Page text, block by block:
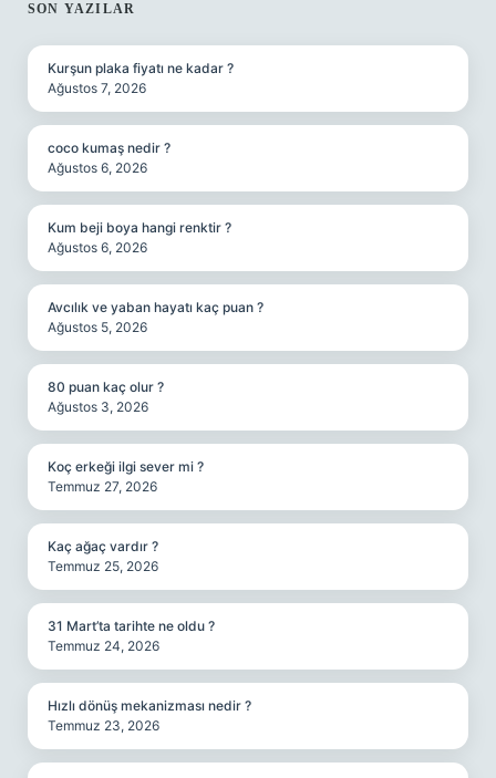
SIDEBAR
SON YAZILAR
Kurşun plaka fiyatı ne kadar ?
Ağustos 7, 2026
coco kumaş nedir ?
Ağustos 6, 2026
Kum beji boya hangi renktir ?
Ağustos 6, 2026
Avcılık ve yaban hayatı kaç puan ?
Ağustos 5, 2026
80 puan kaç olur ?
Ağustos 3, 2026
Koç erkeği ilgi sever mi ?
Temmuz 27, 2026
Kaç ağaç vardır ?
Temmuz 25, 2026
31 Mart’ta tarihte ne oldu ?
Temmuz 24, 2026
Hızlı dönüş mekanizması nedir ?
Temmuz 23, 2026